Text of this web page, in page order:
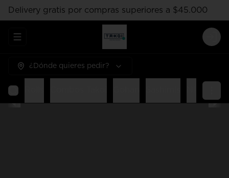
Delivery gratis por compras superiores a $45.000
Abrir menu de navegación
¿Dónde quieres pedir?